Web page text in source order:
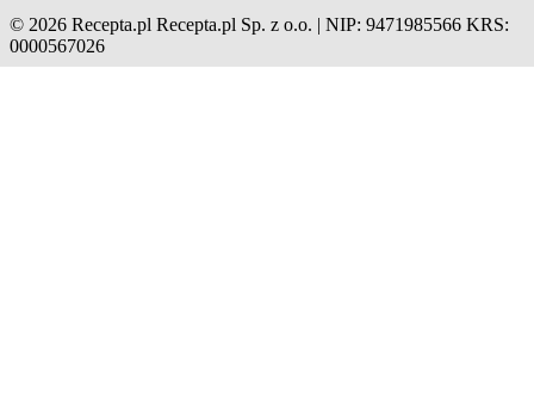
© 2026 Recepta.pl Recepta.pl Sp. z o.o. | NIP: 9471985566 KRS:
0000567026